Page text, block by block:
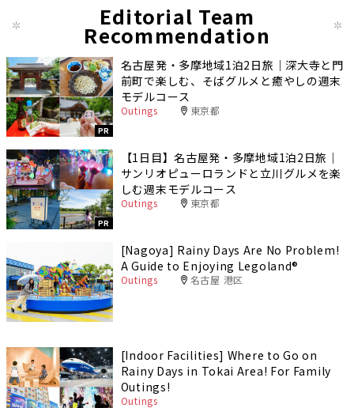
Editorial Team
Recommendation
PR
名古屋発・多摩地域1泊2日旅｜深大寺と門
前町で楽しむ、そばグルメと癒やしの週末
モデルコース
Outings 東京都
PR
【1日目】名古屋発・多摩地域1泊2日旅｜
サンリオピューロランドと立川グルメを楽
しむ週末モデルコース
Outings 東京都
[Nagoya] Rainy Days Are No Problem!
A Guide to Enjoying Legoland®️
Outings 名古屋 港区
[Indoor Facilities] Where to Go on
Rainy Days in Tokai Area! For Family
Outings!
Outings